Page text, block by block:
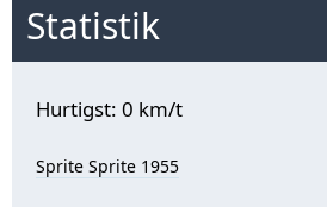
Statistik
Hurtigst: 0 km/t
Sprite Sprite 1955